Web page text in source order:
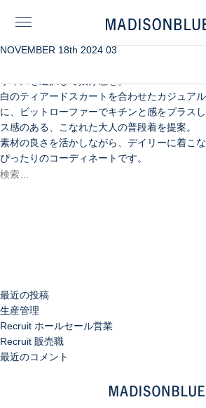
NOVEMBER 18th 2024 03
イタリア製フェザーヤーンを使用したボアニ
白のティアードスカートを合わせたカジュア
に、ビットローファーでキチンと感をプラス
ス感のある、こなれた大人の普段着を提案。
素材の良さを活かしながら、デイリーに着こ
ぴったりのコーディネートです。
検
最近の投稿
生産管理
Recruit ホールセール営業
Recruit 販売職
最近のコメント